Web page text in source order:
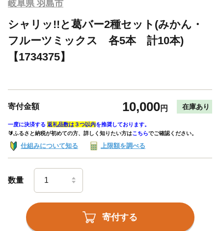
岐阜県 羽島市
シャリッ!!と葛バー2種セット(みかん・
フルーツミックス 各5本 計10本)
【1734375】
寄付金額 10,000円 在庫あり
一度に決済する 返礼品数は３つ以内を推奨しております。
🔰ふるさと納税が初めての方、詳しく知りたい方はこちらでご確認ください。
仕組みについて知る 上限額を調べる
数量
寄付する